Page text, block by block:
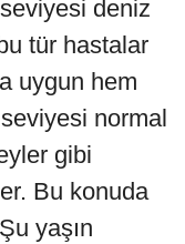
deniz
tür hastalar
uygun hem
normal
gibi
Bu konuda
yaşın